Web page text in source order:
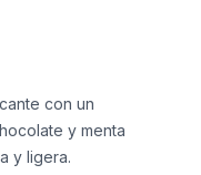
con un
y menta
y ligera.